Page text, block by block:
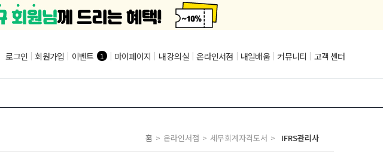
로그인 | 회원가입 | 이벤트 1 | 마이페이지 | 내 강의실 | 온라인서점 | 내일배움 | 커뮤니티 | 고객 센터
홈 > 온라인서점 > 세무회계자격도서 > IFRS관리사